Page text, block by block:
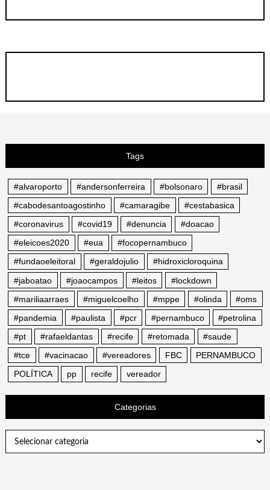
Tags
#alvaroporto #andersonferreira #bolsonaro
#brasil
#cabodesantoagostinho
#camaragibe
#cestabasica
#coronavirus
#covid19 #denuncia
#doacao
#eleicoes2020
#eua
#focopernambuco
#fundaoeleitoral
#geraldojulio
#hidroxicloroquina
#jaboatao
#joaocampos #leitos
#lockdown
#mariliaarraes
#miguelcoelho #mppe #olinda
#oms
#pandemia
#paulista #pcr #pernambuco
#petrolina
#pt
#rafaeldantas #recife #retomada
#saude
#tce
#vacinacao #vereadores FBC
PERNAMBUCO
POLÍTICA
pp recife vereador
Categorias